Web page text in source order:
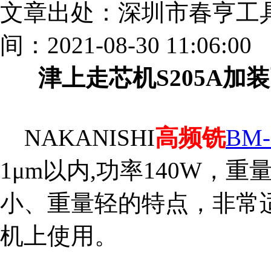
文章出处：深圳市春亨工
间：2021-08-30 11:06:00
津上走芯机S205A加
NAKANISHI高频铣
1μm以内,功率140W，重
小、重量轻的特点，非常
机上使用。